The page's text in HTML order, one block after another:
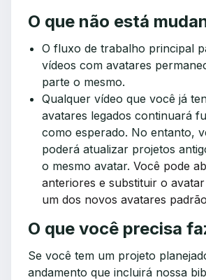
O que não está
O fluxo de trabalho principal
vídeos com avatares
parte o mesmo.
Qualquer vídeo que você já
avatares legados continuará
como esperado. No entanto,
poderá atualizar projetos
o mesmo avatar. Você pode
anteriores e substituir o
um dos novos avatares
O que você precisa
Se você tem um projeto
andamento que incluirá nossa